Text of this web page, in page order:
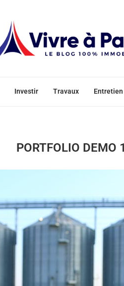
Investir Travaux Entretien
PORTFOLIO DEMO